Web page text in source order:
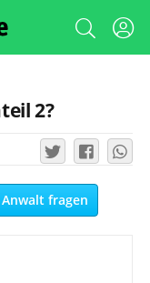
2?
Anwalt fragen